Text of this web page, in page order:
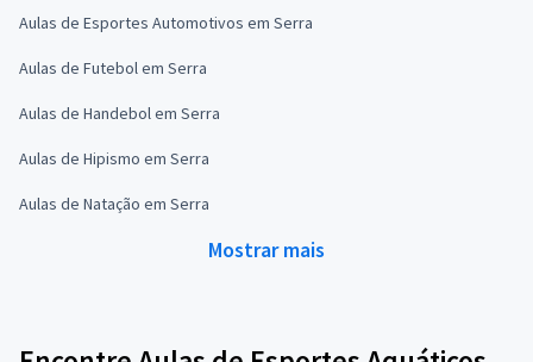
Aulas de Esportes Automotivos em Serra
Aulas de Futebol em Serra
Aulas de Handebol em Serra
Aulas de Hipismo em Serra
Aulas de Natação em Serra
Mostrar mais